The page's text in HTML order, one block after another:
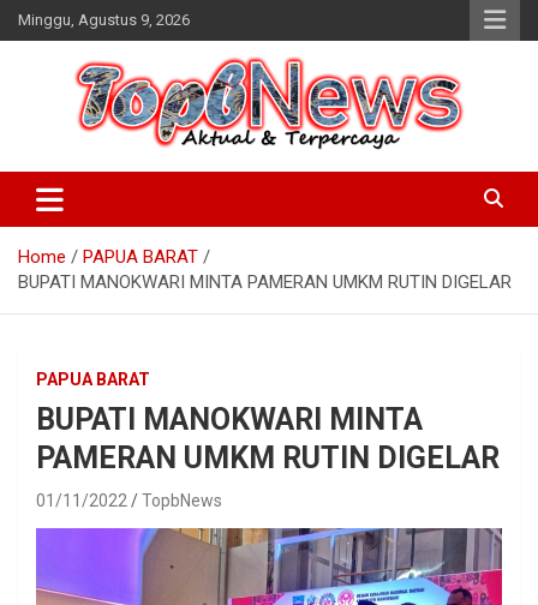
Skip
to
Minggu, Agustus 9, 2026
Home
PAPUA BARAT
BUPATI MANOKWARI MINTA PAMERAN UMKM RUTIN DIGELAR
PAPUA BARAT
BUPATI MANOKWARI MINTA
PAMERAN UMKM RUTIN DIGELAR
01/11/2022 TopbNews